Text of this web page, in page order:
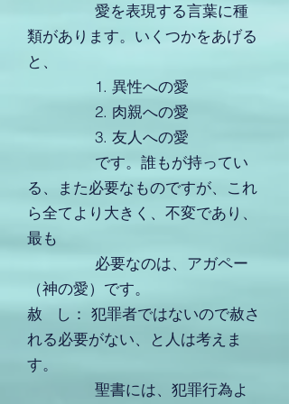
愛を表現する言葉に種
類があります。いくつかをあげる
と、
1. 異性への愛
2. 肉親への愛
3. 友人への愛
です。誰もが持ってい
る、また必要なものですが、これ
ら全てより大きく、不変であり、
最も
必要なのは、アガペー
（神の愛）です。
赦 し： 犯罪者ではないので赦さ
れる必要がない、と人は考えま
す。
聖書には、犯罪行為よ